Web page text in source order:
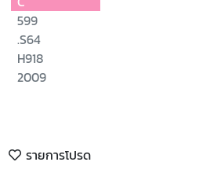
599
.S64
H918
2009
รายการโปรด